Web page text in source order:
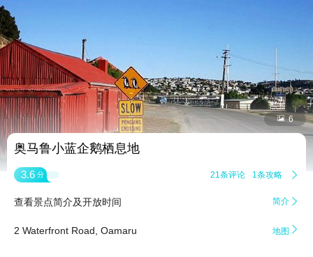
 6
奥马鲁小蓝企鹅栖息地
3.6 分 21条评论 1条攻略 
查看景点简介及开放时间 简介 
2 Waterfront Road, Oamaru 地图 
